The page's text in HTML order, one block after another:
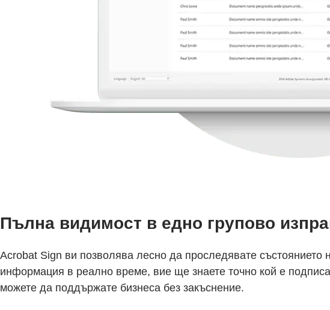
Пълна видимост в едно групово
Acrobat Sign ви позволява лесно да проследявате състоянието
информация в реално време, вие ще знаете точно кой е
можете да поддържате бизнеса без закъснение.